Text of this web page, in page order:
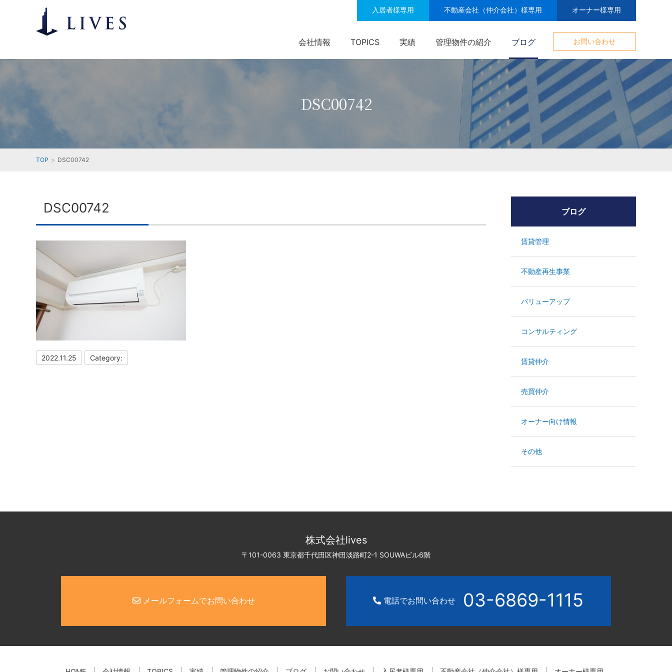
入居者様専用 不動産会社（仲介会社）様専用 オーナー様専用
会社情報 TOPICS 実績 管理物件の紹介 ブログ お問い合わせ
DSC00742
TOP DSC00742
DSC00742
2022.11.25 Category:
ブログ
賃貸管理
不動産再生事業
バリューアップ
コンサルティング
賃貸仲介
売買仲介
オーナー向け情報
その他
株式会社lives
〒101-0063 東京都千代田区神田淡路町2-1 SOUWAビル6階
メールフォームでお問い合わせ 電話でお問い合わせ 03-6869-1115